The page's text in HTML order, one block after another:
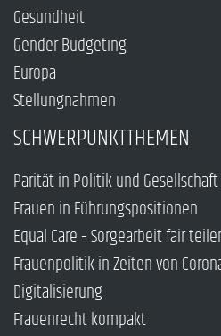
Gesundheit
Gender Budgeting
Europa
Stellungnahmen
SCHWERPUNKTTHEMEN
Parität in Politik und Gesellschaft
Frauen in Führungspositionen
Equal Care – Sorgearbeit fair
Frauenpolitik in Zeiten von
Digitalisierung
Frauenrecht kompakt